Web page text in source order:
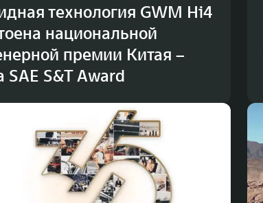
технология GWM Hi4
национальной
премии Китая –
SAE S&T Award